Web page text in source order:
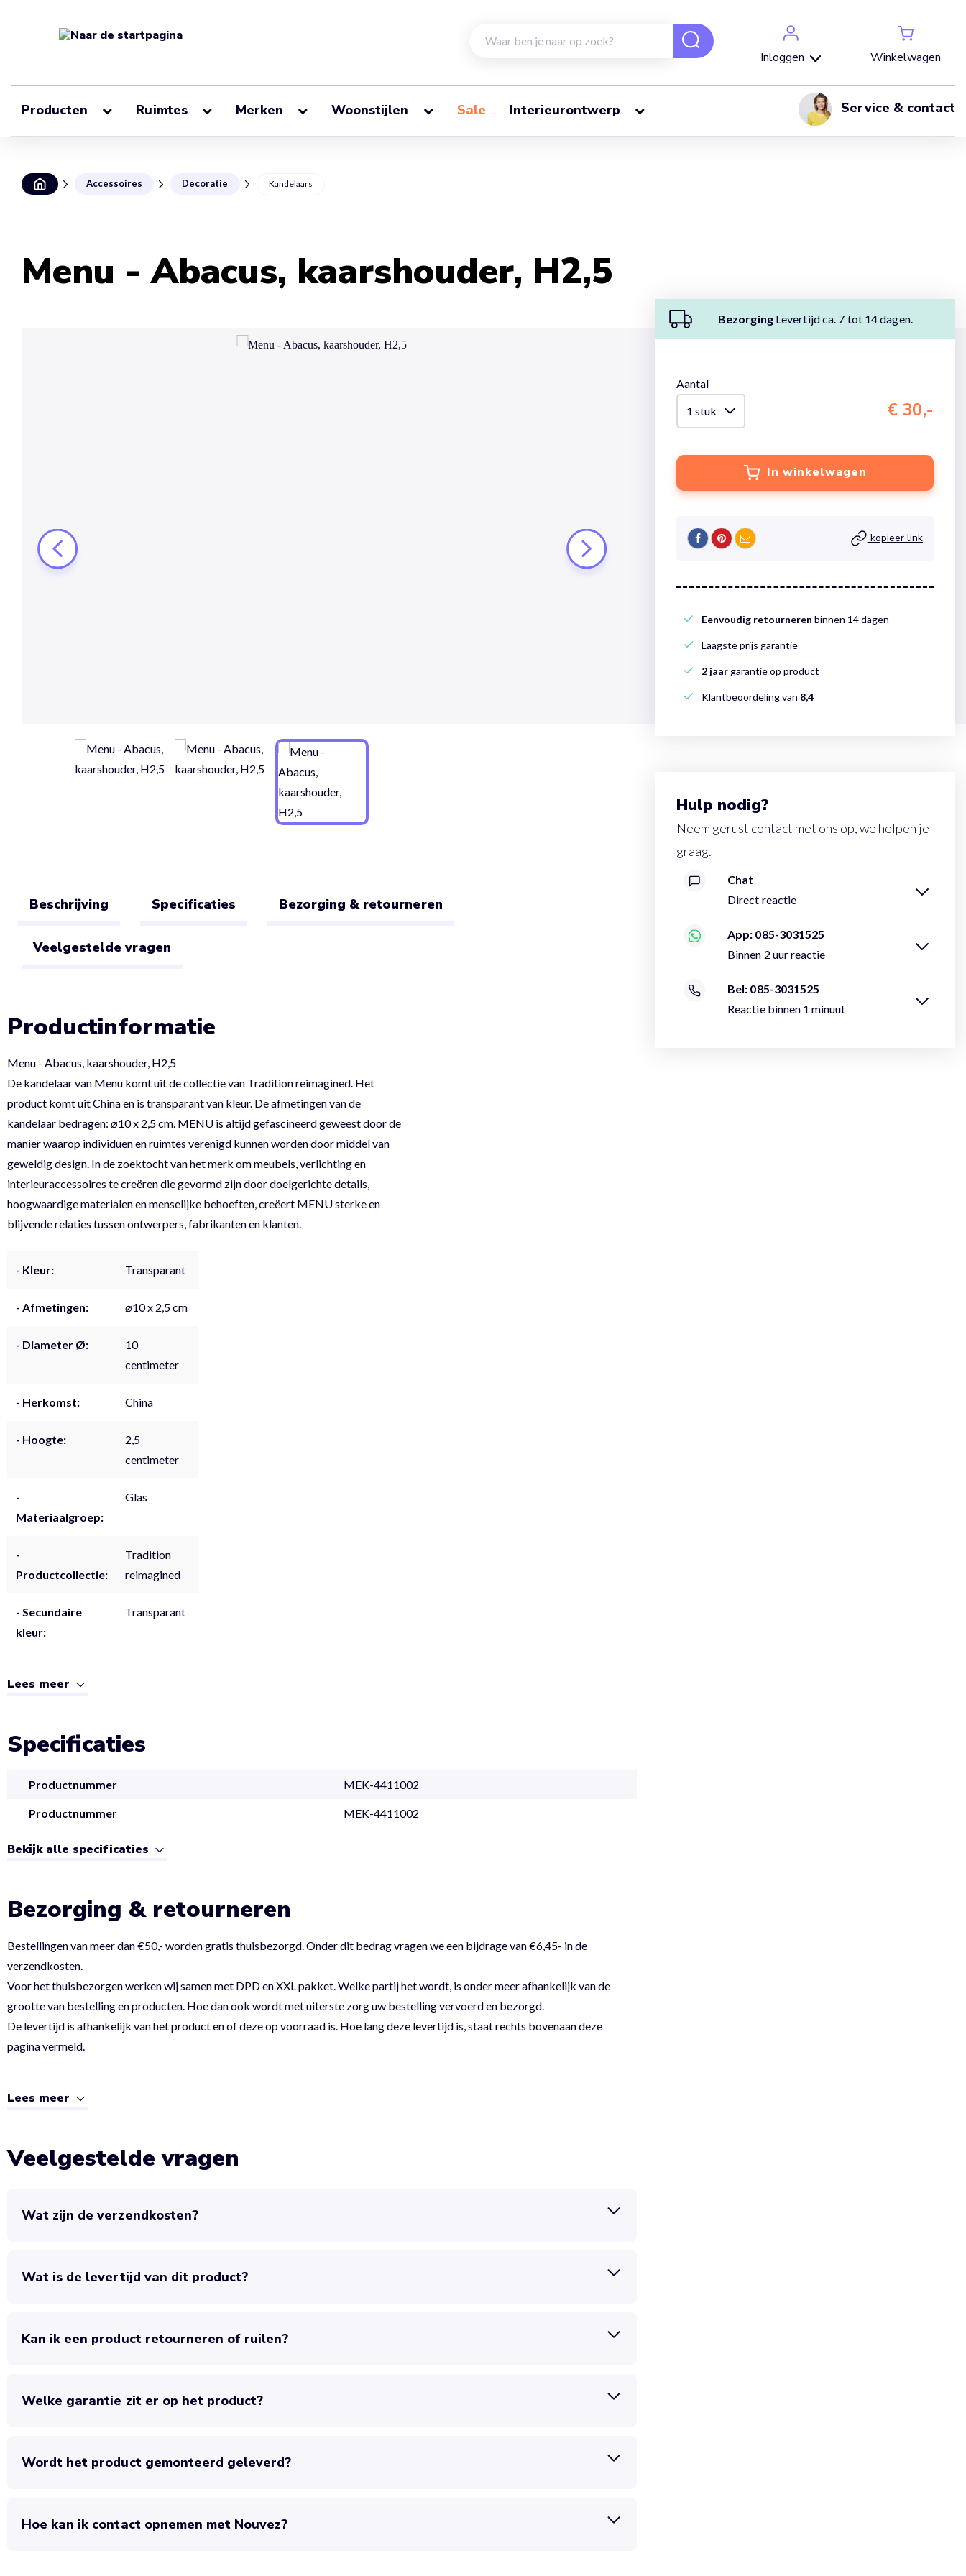
Inloggen Winkelwagen
Producten Ruimtes Merken Woonstijlen Sale Interieurontwerp Service & contact
Accessoires Decoratie Kandelaars
Menu - Abacus, kaarshouder, H2,5
Beschrijving Specificaties Bezorging & retourneren
Veelgestelde vragen
Productinformatie
Menu - Abacus, kaarshouder, H2,5
De kandelaar van Menu komt uit de collectie van Tradition reimagined. Het
product komt uit China en is transparant van kleur. De afmetingen van de
kandelaar bedragen: ⌀10 x 2,5 cm. MENU is altijd gefascineerd geweest door de
manier waarop individuen en ruimtes verenigd kunnen worden door middel van
geweldig design. In de zoektocht van het merk om meubels, verlichting en
interieuraccessoires te creëren die gevormd zijn door doelgerichte details,
hoogwaardige materialen en menselijke behoeften, creëert MENU sterke en
blijvende relaties tussen ontwerpers, fabrikanten en klanten.
- Kleur: Transparant
- Afmetingen: ⌀10 x 2,5 cm
- Diameter Ø:
10
centimeter
- Herkomst: China
- Hoogte:
2,5
centimeter
-
Materiaalgroep:
Glas
-
Productcollectie:
Tradition
reimagined
- Secundaire
kleur:
Transparant
Lees meer
Specificaties
Productnummer MEK-4411002
Productnummer MEK-4411002
Bekijk alle specificaties
Bezorging & retourneren
Bestellingen van meer dan €50,- worden gratis thuisbezorgd. Onder dit bedrag vragen we een bijdrage van €6,45- in de
verzendkosten.
Voor het thuisbezorgen werken wij samen met DPD en XXL pakket. Welke partij het wordt, is onder meer afhankelijk van de
grootte van bestelling en producten. Hoe dan ook wordt met uiterste zorg uw bestelling vervoerd en bezorgd.
De levertijd is afhankelijk van het product en of deze op voorraad is. Hoe lang deze levertijd is, staat rechts bovenaan deze
pagina vermeld.
Lees meer
Veelgestelde vragen
Wat zijn de verzendkosten?
Wat is de levertijd van dit product?
Kan ik een product retourneren of ruilen?
Welke garantie zit er op het product?
Wordt het product gemonteerd geleverd?
Hoe kan ik contact opnemen met Nouvez?
BezorgingLevertijd ca. 7 tot 14 dagen.
Aantal
€ 30,-
In winkelwagen
kopieer link
Eenvoudig retourneren binnen 14 dagen
Laagste prijs garantie
2 jaargarantie op product
Klantbeoordeling van 8,4
Hulp nodig?
Neem gerust contact met ons op, we helpen je
graag.
Chat
Direct reactie
App: 085-3031525
Binnen 2 uur reactie
Bel: 085-3031525
Reactie binnen 1 minuut